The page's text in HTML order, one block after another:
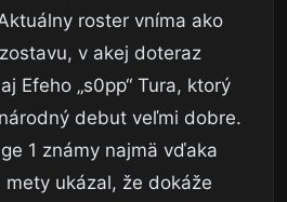
roster vníma ako
v akej doteraz
Efeho „s0pp“ Tura, ktorý
debut veľmi dobre.
1 známy najmä vďaka
mety ukázal, že dokáže